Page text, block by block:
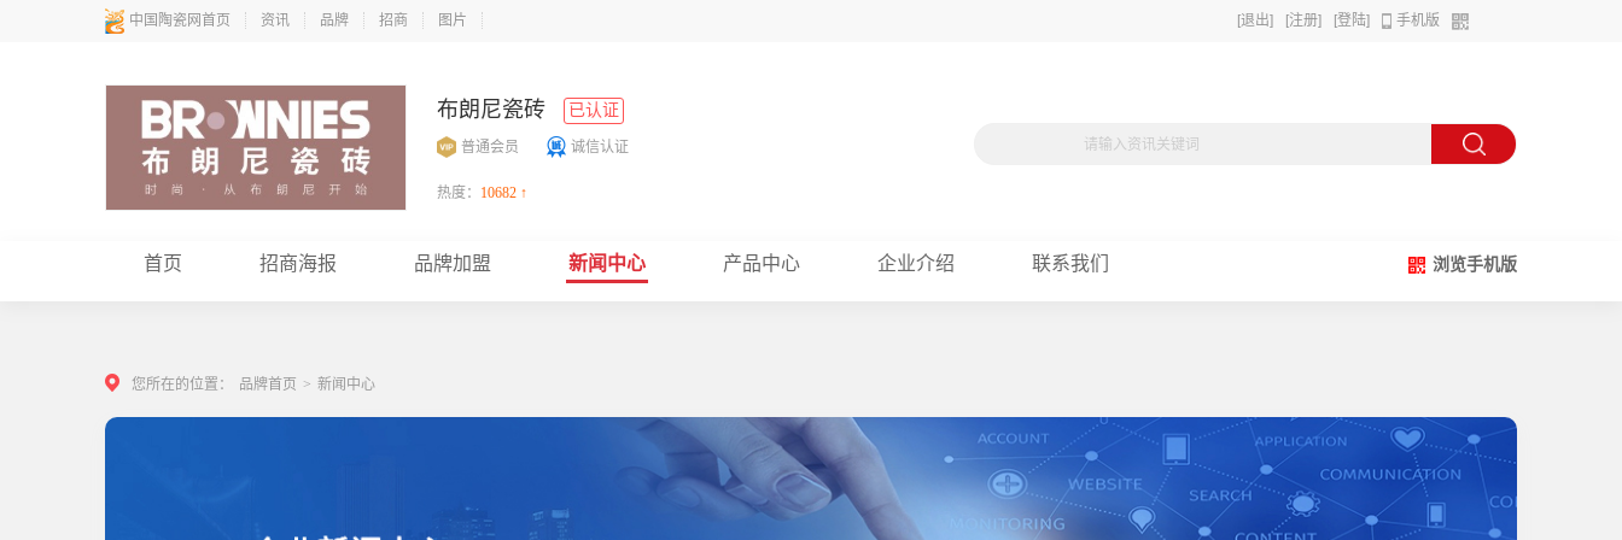
中国陶瓷网首页 资讯 品牌 招商 图片 [退出] [注册] [登陆] 手机版
布朗尼瓷砖 已认证
普通会员 诚信认证
热度： 10682 ↑
首页 招商海报 品牌加盟 新闻中心 产品中心 企业介绍 联系我们 浏览手机版
您所在的位置： 品牌首页 > 新闻中心